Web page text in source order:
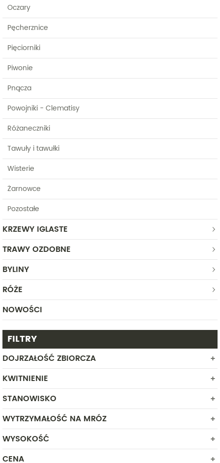
Oczary
Pęcherznice
Pięciorniki
Piwonie
Pnącza
Powojniki - Clematisy
Różaneczniki
Tawuły i tawułki
Wisterie
Żarnowce
Pozostałe
KRZEWY IGLASTE
TRAWY OZDOBNE
BYLINY
RÓŻE
NOWOŚCI
FILTRY
DOJRZAŁOŚĆ ZBIORCZA
KWITNIENIE
MAJ
CZERWIEC
STANOWISKO
PÓŁCIEŃ
SŁONECZNE
WYTRZYMAŁOŚĆ NA MRÓZ
DUŻA
WYSOKOŚĆ
CENA